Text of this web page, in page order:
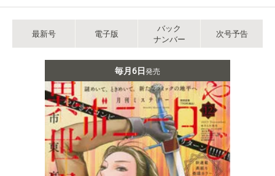
最新号 電子版
バック
ナンバー
次号予告
毎月6日発売